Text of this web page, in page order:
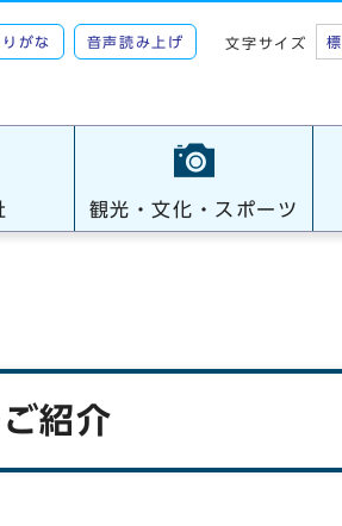
りがな 音声読み上げ 文字サイズ
観光・文化・スポーツ
紹介